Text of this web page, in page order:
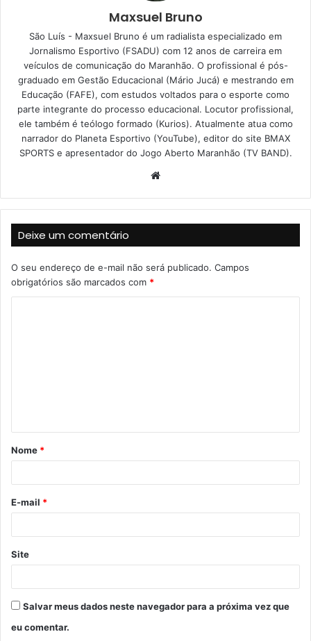
Maxsuel Bruno
São Luís - Maxsuel Bruno é um radialista especializado em
Jornalismo Esportivo (FSADU) com 12 anos de carreira em
veículos de comunicação do Maranhão. O profissional é pós-
graduado em Gestão Educacional (Mário Jucá) e mestrando em
Educação (FAFE), com estudos voltados para o esporte como
parte integrante do processo educacional. Locutor profissional,
ele também é teólogo formado (Kurios). Atualmente atua como
narrador do Planeta Esportivo (YouTube), editor do site BMAX
SPORTS e apresentador do Jogo Aberto Maranhão (TV BAND).
b
s
e
Deixe um comentário
O seu endereço de e-mail não será publicado. Campos
obrigatórios são marcados com *
á
r
*
Nome *
E-mail *
Site
Salvar meus dados neste navegador para a próxima vez que
eu comentar.